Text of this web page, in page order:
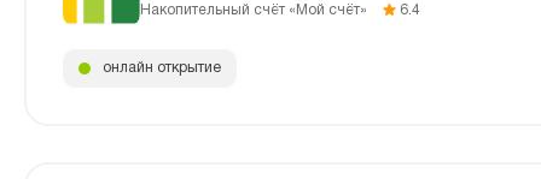
Накопительный счёт «Мой счёт» 6.4
онлайн открытие